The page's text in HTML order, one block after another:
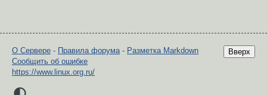
Вверх
О Сервере - Правила форума - Разметка Markdown
Сообщить об ошибке
https://www.linux.org.ru/